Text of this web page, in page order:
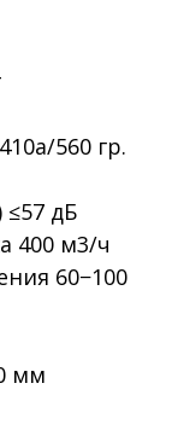
560 гр.
дБ
400 м3/ч
60−100
мм